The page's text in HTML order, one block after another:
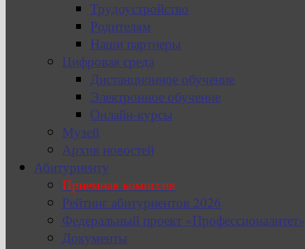
Трудоустройство
Родителям
Наши партнеры
Цифровая среда
Дистанционное обучение
Электронное обучение
Онлайн-курсы
Музей
Архив новостей
Абитуриенту
Приемная комиссия
Рейтинг абитуриентов 2026
Федеральный проект «Профессионалитет»
Документы